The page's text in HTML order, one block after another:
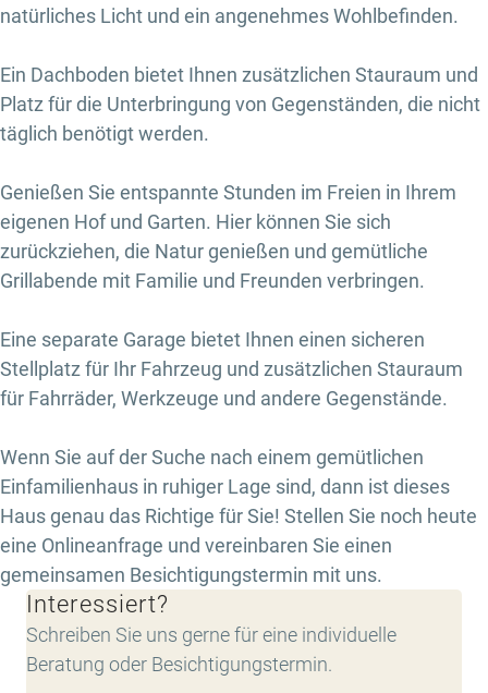
natürliches Licht und ein angenehmes Wohlbefinden.
Ein Dachboden bietet Ihnen zusätzlichen Stauraum und
Platz für die Unterbringung von Gegenständen, die nicht
täglich benötigt werden.
Genießen Sie entspannte Stunden im Freien in Ihrem
eigenen Hof und Garten. Hier können Sie sich
zurückziehen, die Natur genießen und gemütliche
Grillabende mit Familie und Freunden verbringen.
Eine separate Garage bietet Ihnen einen sicheren
Stellplatz für Ihr Fahrzeug und zusätzlichen Stauraum
für Fahrräder, Werkzeuge und andere Gegenstände.
Wenn Sie auf der Suche nach einem gemütlichen
Einfamilienhaus in ruhiger Lage sind, dann ist dieses
Haus genau das Richtige für Sie! Stellen Sie noch heute
eine Onlineanfrage und vereinbaren Sie einen
gemeinsamen Besichtigungstermin mit uns.
Interessiert?
Schreiben Sie uns gerne für eine individuelle
Beratung oder Besichtigungstermin.